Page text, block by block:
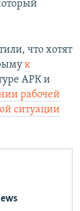
что хотят
к
АРК и
рабочей
ситуации